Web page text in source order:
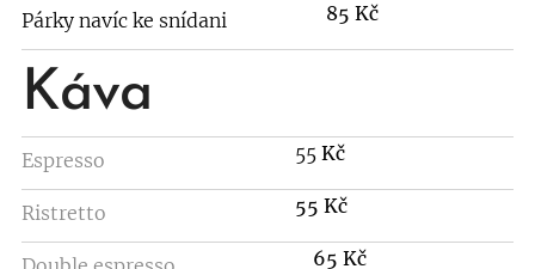
Párky navíc ke snídani 85 Kč
Káva
Espresso 55 Kč
Ristretto 55 Kč
65 Kč